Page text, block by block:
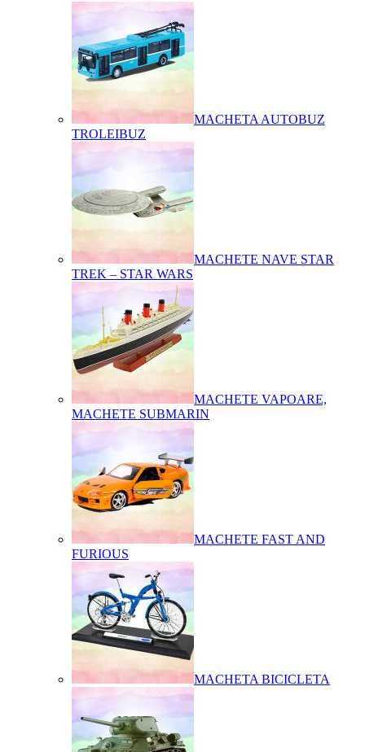
MACHETA AUTOBUZ
TROLEIBUZ
MACHETE NAVE STAR
TREK – STAR WARS
MACHETE VAPOARE,
MACHETE SUBMARIN
MACHETE FAST AND
FURIOUS
MACHETA BICICLETA